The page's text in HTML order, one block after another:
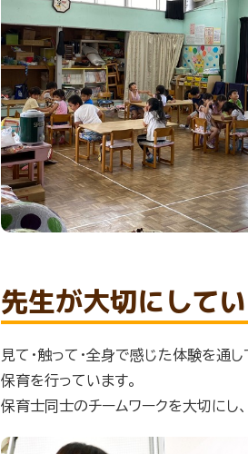
先生が大切にして
見て・触って・全身で感じた体験を通
保育を行っています。
保育士同士のチームワークを大切にし